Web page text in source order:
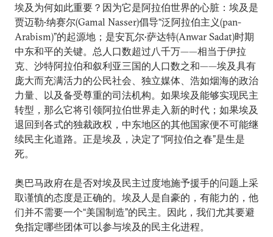
埃及为何如此重要？因为它是阿拉伯世界的心脏：埃及是
贾迈勒•纳赛尔(Gamal Nasser)倡导“泛阿拉伯主义(pan-
Arabism)”的起源地；是安瓦尔•萨达特(Anwar Sadat)时期
中东和平的关键。总人口数超过八千万——相当于伊拉
克、沙特阿拉伯和叙利亚三国的人口数之和——埃及具有
庞大而充满活力的公民社会、独立媒体、浩如烟海的政治
力量、以及备受尊重的司法机构。如果埃及能够实现民主
转型，那么它将引领阿拉伯世界走入新的时代；如果埃及
退回到各式的独裁政权，中东地区的其他国家便不可能继
续民主化道路。正是埃及，决定了“阿拉伯之春”是生是
死。
奥巴马政府在是否对埃及民主过度地施予援手的问题上采
取谨慎的态度是正确的。埃及人是自豪的，有能力的，他
们并不需要一个“美国制造”的民主。因此，我们尤其要避
免指定哪些团体可以参与埃及的民主化进程。